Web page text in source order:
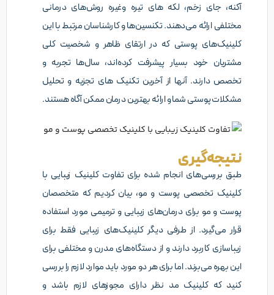
آکنه، جای زخم، لکه های تیره وغیره روش‌های درمانی
مختلفی ارائه می‌دهند. تکنسین‌ها و کارشناسان مرتبط با این
کلینیک‌های پوستی که در ارتقای ظاهر و شخصیت کلی
مشتریان خود بسیار پیشرفت کرده‌اند، سال‌ها تجربه و
تخصص دارند. آنها از آخرین تکنیک های تجزیه و تحلیل
مشکلات پوستی شما و ارائه بهترین درمان ممکن آگاه هستند.
نتیجه‌گیری
طبق بررسی‌های انجام شده برای تفاوت کلینیک زیبایی با
کلینیک تخصصی پوست و مو، بیان کردیم که متخصصان
پوست و مو برای درمان‌های زیبایی و ترمیمی مورد استفاده
قرار می‌گیرد. از طرفی دیگر کلینیک‌های زیبایی فقط برای
زیباسازی کاربرد دارند و از دستگاه‌های مدرن و مختلفی برای
این بهره می‌برند. اما برای هر دو مورد باید موارد لازم را بررسی
کنید که کلینیک مد نظر دارای مجوزهای لازم باشد و